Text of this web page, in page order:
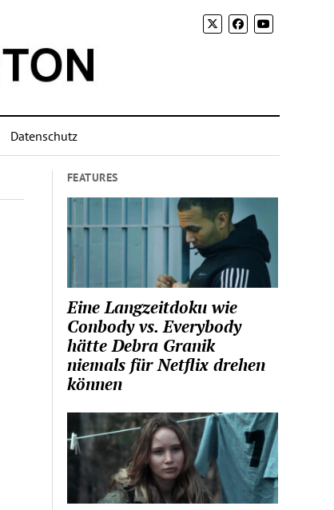
Datenschutz
FEATURES
Eine Langzeitdoku wie
Conbody vs. Everybody
hätte Debra Granik
niemals für Netflix drehen
können